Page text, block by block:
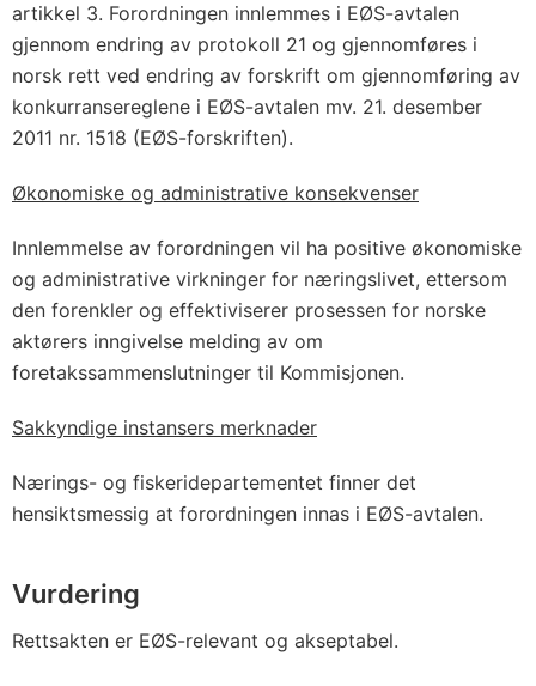
artikkel 3. Forordningen innlemmes i EØS-avtalen
gjennom endring av protokoll 21 og gjennomføres i
norsk rett ved endring av forskrift om gjennomføring av
konkurransereglene i EØS-avtalen mv. 21. desember
2011 nr. 1518 (EØS-forskriften).
Økonomiske og administrative konsekvenser
Innlemmelse av forordningen vil ha positive økonomiske
og administrative virkninger for næringslivet, ettersom
den forenkler og effektiviserer prosessen for norske
aktørers inngivelse melding av om
foretakssammenslutninger til Kommisjonen.
Sakkyndige instansers merknader
Nærings- og fiskeridepartementet finner det
hensiktsmessig at forordningen innas i EØS-avtalen.
Vurdering
Rettsakten er EØS-relevant og akseptabel.